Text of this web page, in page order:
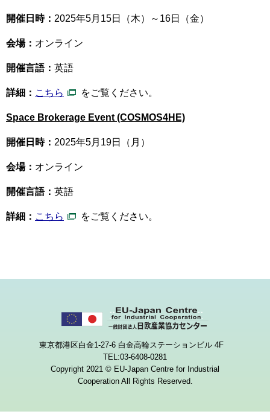
開催日時： 2025年5月15日（木）～16日（金）
会場： オンライン
開催言語： 英語
詳細： こちら をご覧ください。
Space Brokerage Event (COSMOS4HE)
開催日時： 2025年5月19日（月）
会場： オンライン
開催言語： 英語
詳細： こちら をご覧ください。
東京都港区白金1-27-6 白金高輪ステーションビル 4F
TEL:03-6408-0281
Copyright 2021 © EU-Japan Centre for Industrial
Cooperation All Rights Reserved.